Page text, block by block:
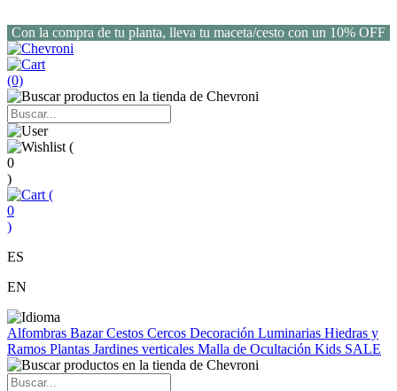
Con la compra de tu planta, lleva tu maceta/cesto con un 10% OFF
(0)
(
0
)
(
0
)
ES
EN
Alfombras BazarCestos Cercos Decoración Luminarias Hiedras y
Ramos Plantas Jardines verticales Malla de Ocultación Kids SALE